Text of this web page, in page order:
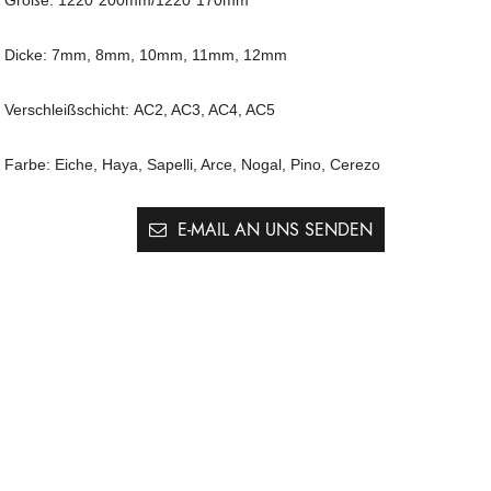
Dicke: 7mm, 8mm, 10mm, 11mm, 12mm
Verschleißschicht: AC2, AC3, AC4, AC5
Farbe: Eiche, Haya, Sapelli, Arce, Nogal, Pino, Cerezo
E-MAIL AN UNS SENDEN